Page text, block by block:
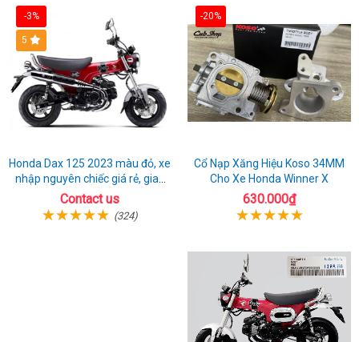
lậuhiện
nay
-3%
5
Honda Dax 125 2023 màu đỏ, xe
nhập nguyên chiếc giá rẻ, giao
hồ sơ ngay
Contact us
(324)
-20%
Cổ Nạp Xăng Hiệu Koso 34MM
Cho Xe Honda Winner X
630.000₫